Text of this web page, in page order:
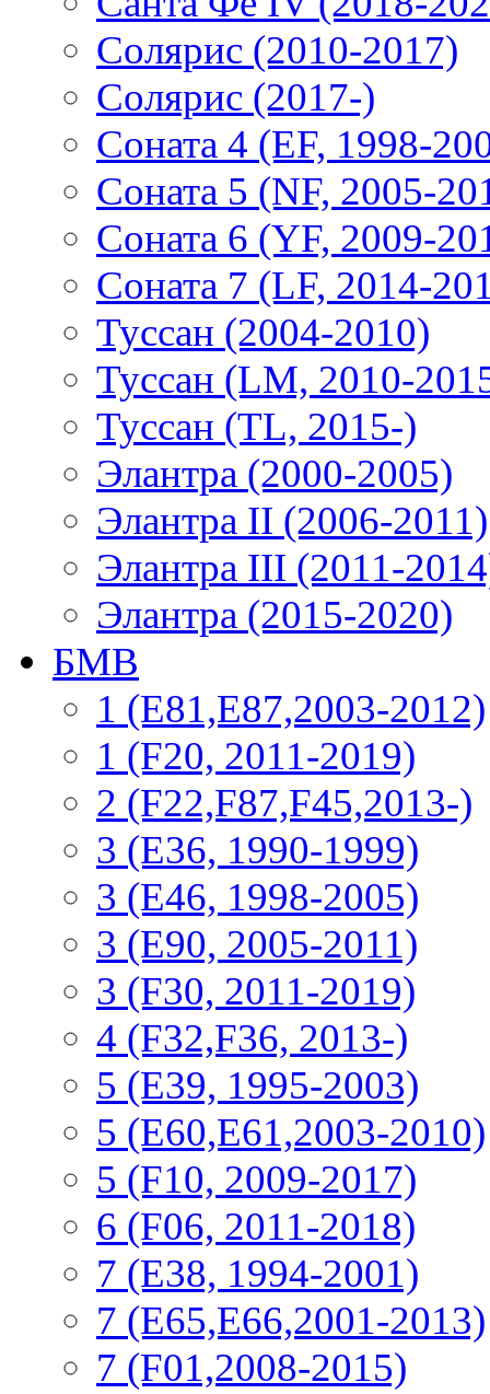
Солярис (2010-2017)
Солярис (2017-)
Соната 4 (EF, 1998-
Соната 5 (NF, 2005-
Соната 6 (YF, 2009-
Соната 7 (LF, 2014-
Туссан (2004-2010)
Туссан (LM, 2010-
Туссан (TL, 2015-)
Элантра (2000-2005)
Элантра II (2006-2011)
Элантра III (2011-
Элантра (2015-2020)
БМВ
1 (E81,E87,2003-2012)
1 (F20, 2011-2019)
2 (F22,F87,F45,2013-)
3 (Е36, 1990-1999)
3 (E46, 1998-2005)
3 (E90, 2005-2011)
3 (F30, 2011-2019)
4 (F32,F36, 2013-)
5 (E39, 1995-2003)
5 (E60,E61,2003-2010)
5 (F10, 2009-2017)
6 (F06, 2011-2018)
7 (E38, 1994-2001)
7 (E65,E66,2001-2013)
7 (F01,2008-2015)